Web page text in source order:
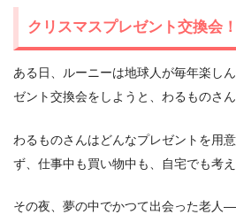
クリスマスプレゼント交換会！
ある日、ルーニーは地球人が毎年楽し
ゼント交換会をしようと、わるものさん
わるものさんはどんなプレゼントを用
ず、仕事中も買い物中も、自宅でも考え
その夜、夢の中でかつて出会った老人